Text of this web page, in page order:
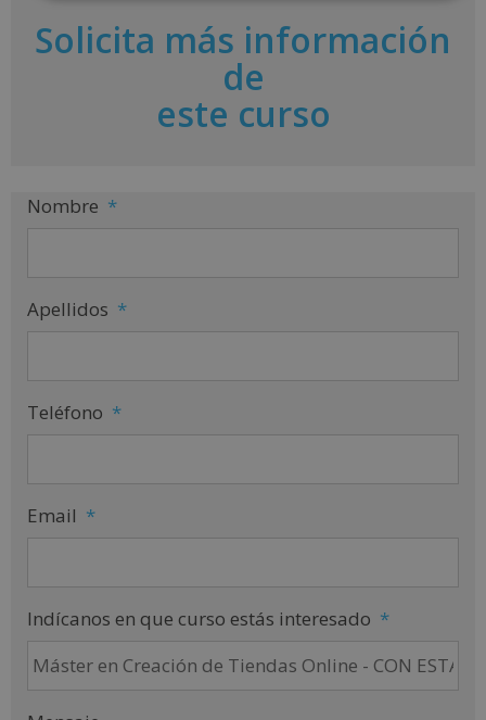
n
aSolicita más información
de
este curso
Nombre *
Apellidos *
Teléfono *
Email *
Indícanos en que curso estás interesado *